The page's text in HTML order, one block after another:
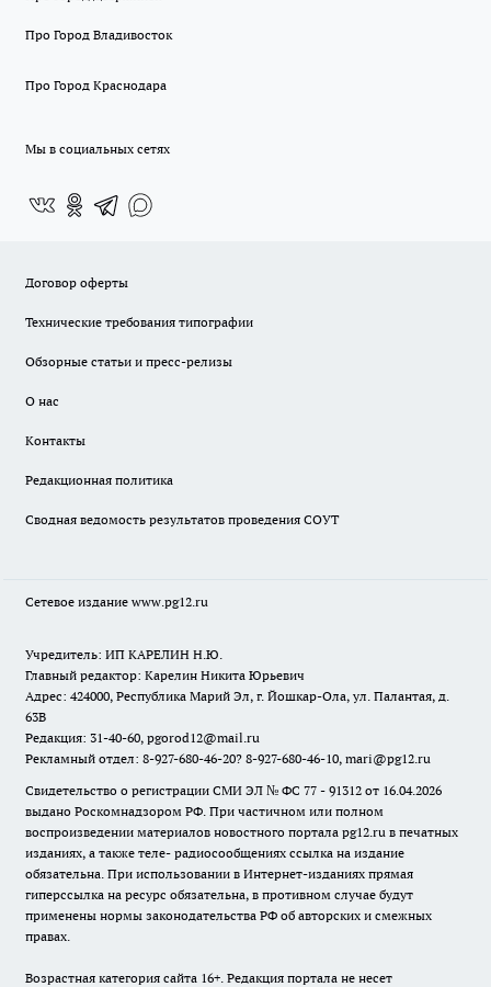
Про Город Владивосток
Про Город Краснодара
Мы в социальных сетях
Договор оферты
Технические требования типографии
Обзорные статьи и пресс-релизы
О нас
Контакты
Редакционная политика
Сводная ведомость результатов проведения СОУТ
Сетевое издание www.pg12.ru
Учредитель: ИП КАРЕЛИН Н.Ю.
Главный редактор: Карелин Никита Юрьевич
Адрес: 424000, Республика Марий Эл, г. Йошкар-Ола, ул. Палантая, д.
63В
Редакция: 31-40-60, pgorod12@mail.ru
Рекламный отдел: 8-927-680-46-20? 8-927-680-46-10, mari@pg12.ru
Свидетельство о регистрации СМИ ЭЛ № ФС 77 - 91312 от 16.04.2026
выдано Роскомнадзором РФ. При частичном или полном
воспроизведении материалов новостного портала pg12.ru в печатных
изданиях, а также теле- радиосообщениях ссылка на издание
обязательна. При использовании в Интернет-изданиях прямая
гиперссылка на ресурс обязательна, в противном случае будут
применены нормы законодательства РФ об авторских и смежных
правах.
Возрастная категория сайта 16+. Редакция портала не несет